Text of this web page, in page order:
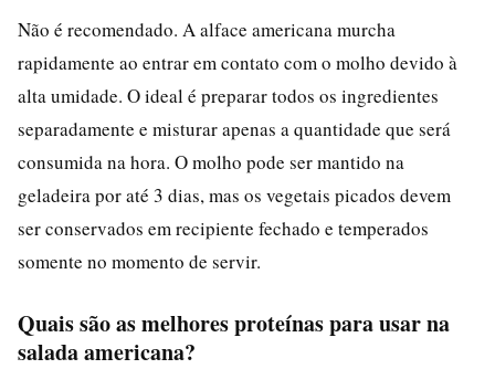
Não é recomendado. A alface americana murcha
rapidamente ao entrar em contato com o molho devido à
alta umidade. O ideal é preparar todos os ingredientes
separadamente e misturar apenas a quantidade que será
consumida na hora. O molho pode ser mantido na
geladeira por até 3 dias, mas os vegetais picados devem
ser conservados em recipiente fechado e temperados
somente no momento de servir.
Quais são as melhores proteínas para usar na
salada americana?